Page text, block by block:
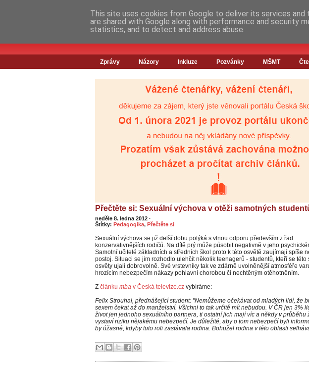
Zprávy Názory Inkluze Pozvánky MŠMT
Přečtěte si: Sexuální výchova v otěži samotných
neděle 8. ledna 2012 ·
Štítky: Pedagogika, Přečtěte si
Sexuální výchova se již delší dobu potýká s vlnou odporu především z řad
konzervativnějších rodičů. Na dítě prý může působit negativně v jeho
Samotní učitelé základních a středních škol proto k této osvětě zaujímají spíše
postoj. Situaci se jim rozhodlo ulehčit několik teenagerů - studentů, kteří se této
osvěty ujali dobrovolně. Své vrstevníky tak ve zdárně uvolněnější atmosféře
hrozícím nebezpečím nákazy pohlavní chorobou či nechtěným otěhotněním.
Z článku mba v Česká televize.cz vybíráme:
Felix Strouhal, přednášející student: "Nemůžeme očekávat od mladých lidí, že
sexem čekat až do manželství. Všichni to tak určitě mít nebudou. V ČR jen 3%
život jen jednoho sexuálního partnera, ti ostatní jich mají víc a někdy v průběhu
vystaví riziku nějakému nebezpečí. Je důležité, aby o tom nebezpečí byli
by úžasné, kdyby tuto roli zastávala rodina. Bohužel rodina v této oblasti
This site uses cookies from Google to deliver its services
are shared with Google along with performance and security
statistics, and to detect and address abuse.